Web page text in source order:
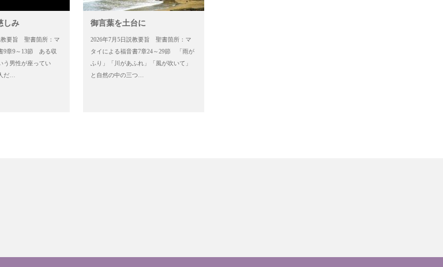
しみ
教要旨 聖書箇所：マ
9章9～13節 ある収
う男性が座ってい
だ…
御言葉を土台に
2026年7月5日説教要旨 聖書箇所：マ
タイによる福音書7章24～29節 「雨が
ふり」「川があふれ」「風が吹いて」
と自然の中の三つ…